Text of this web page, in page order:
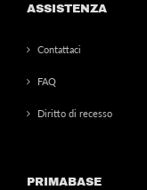
ASSISTENZA
Contattaci
FAQ
Diritto di recesso
PRIMABASE